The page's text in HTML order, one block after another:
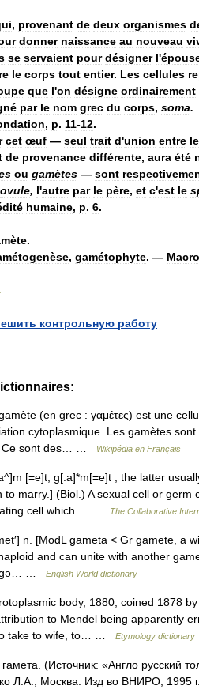
, provenant de deux organismes
donner naissance au nouveau
se servaient pour désigner l'
le corps tout entier. Les cellules
que l'on désigne ordinairement
par le nom grec du corps, soma.
, p. 11-12.
cet œuf — seul trait d'union entre
de provenance différente, aura été
ou gamètes — sont
ovule, l'autre par le père, et c'est le
humaine, p. 6.
.
, gamétophyte. —
контрольную работу
(en grec : γαμέτες) est une
cytoplasmique. Les gamètes
Ce sont des… …
Wikipédia en Français
[=e]t; g[.a]*m[=e]t ; the latter
marry.] (Biol.) A sexual cell or germ
cell which… …
The Collaborative
n. [ModL gameta < Gr gametē, a
and can unite with another
[gə… …
English World dictionary
body, 1880, coined 1878
to Mendel being apparently
take to wife, to… …
Etymology dictionary
(Источник: «Англо русский
Л.А., Москва: Изд во ВНИРО, 1995